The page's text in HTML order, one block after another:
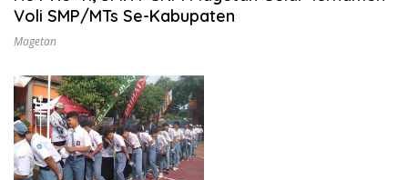
Voli SMP/MTs Se-Kabupaten
Magetan